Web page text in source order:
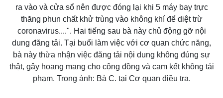
ra vào và cửa sổ nên được đóng lại khi 5 máy bay trực
thăng phun chất khử trùng vào không khí để diệt trừ
coronavirus....". Hai tiếng sau bà này chủ động gỡ nội
dung đăng tải. Tại buổi làm việc với cơ quan chức năng,
bà này thừa nhận việc đăng tải nội dung không đúng sự
thật, gây hoang mang cho cộng đồng và cam kết không tái
phạm. Trong ảnh: Bà C. tại Cơ quan điều tra.